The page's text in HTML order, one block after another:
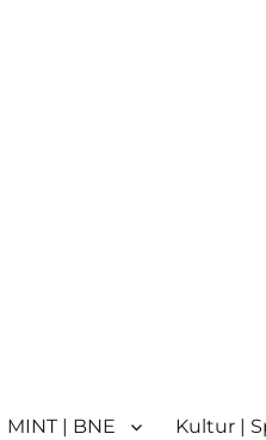
MINT | BNE Kultur |